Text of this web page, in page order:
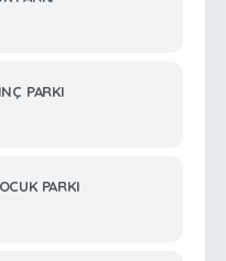
PARKI
PARKI